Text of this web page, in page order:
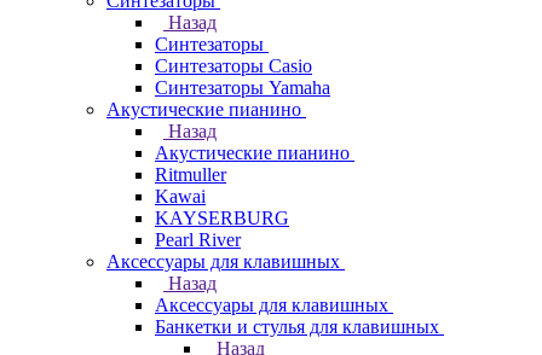
Назад
Синтезаторы
Синтезаторы Casio
Синтезаторы Yamaha
Акустические пианино
Назад
Акустические пианино
Ritmuller
Kawai
KAYSERBURG
Pearl River
Аксессуары для клавишных
Назад
Аксессуары для клавишных
Банкетки и стулья для клавишных
Назад